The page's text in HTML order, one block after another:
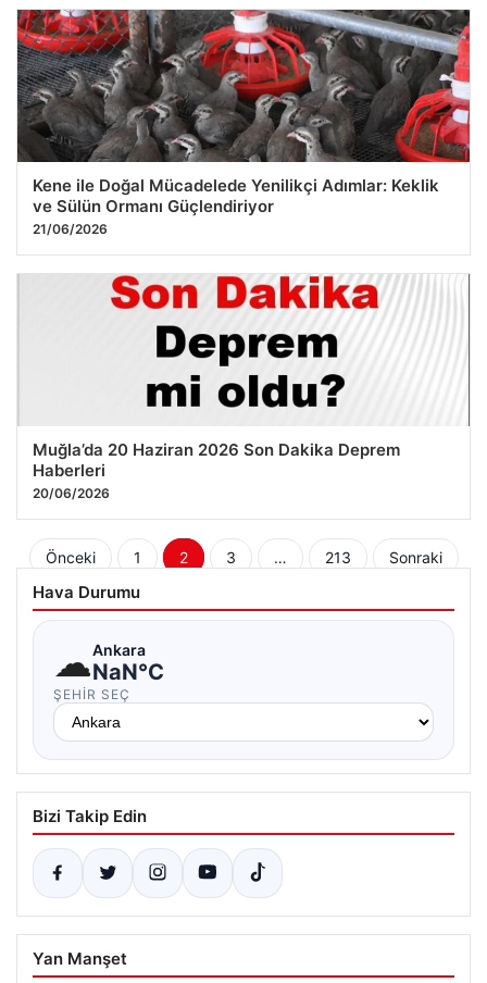
Kene ile Doğal Mücadelede Yenilikçi Adımlar: Keklik
ve Sülün Ormanı Güçlendiriyor
21/06/2026
Muğla’da 20 Haziran 2026 Son Dakika Deprem
Haberleri
20/06/2026
Yazı
sayfalaması
Önceki 1 2 3 … 213 Sonraki
Hava Durumu
☁Ankara
NaN°C
ŞEHIR SEÇ
Bizi Takip Edin
Yan Manşet